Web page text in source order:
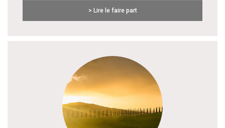
> Lire le faire part